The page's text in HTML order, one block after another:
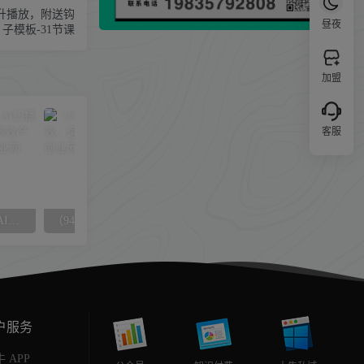
昼夜
加盟
客服
播放，附送钩
子模板-31节课
服务
APP